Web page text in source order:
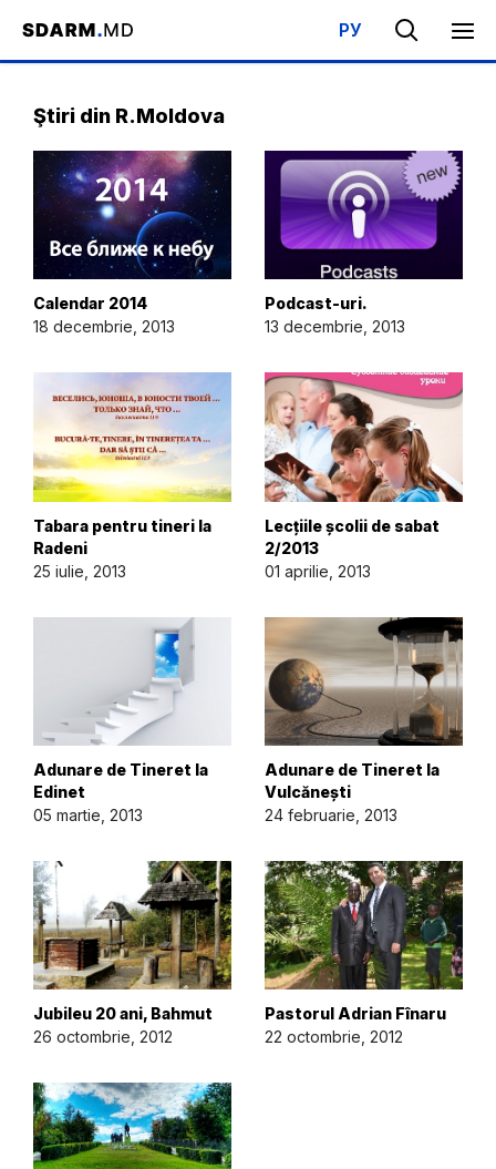
РУ
Acasa / Evenimente / Ştiri din R.Moldova
Ştiri din R.Moldova
Calendar 2014
18 decembrie, 2013
Podcast-uri.
13 decembrie, 2013
Tabara pentru tineri la
Radeni
25 iulie, 2013
Lecțiile școlii de sabat
2/2013
01 aprilie, 2013
Adunare de Tineret la
Edinet
05 martie, 2013
Adunare de Tineret la
Vulcănești
24 februarie, 2013
Jubileu 20 ani, Bahmut
26 octombrie, 2012
Pastorul Adrian Fînaru
22 octombrie, 2012